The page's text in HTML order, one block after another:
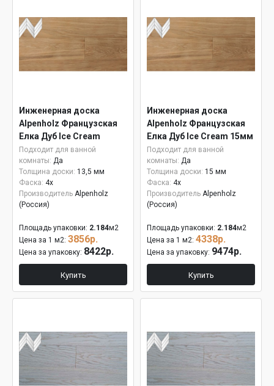
Инженерная доска
Alpenholz Французская
Елка Дуб Ice Cream
Подходит для ванной
комнаты: Да
Толщина доски: 13,5 мм
Фаска: 4x
Производитель Alpenholz
(Россия)
Площадь упаковки: 2.184м2
Цена за 1 м2: 3856р.
Цена за упаковку: 8422р.
Купить
Инженерная доска
Alpenholz Французская
Елка Дуб Ice Cream 15мм
Подходит для ванной
комнаты: Да
Толщина доски: 15 мм
Фаска: 4x
Производитель Alpenholz
(Россия)
Площадь упаковки: 2.184м2
Цена за 1 м2: 4338р.
Цена за упаковку: 9474р.
Купить